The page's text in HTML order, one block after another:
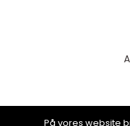
På vores website